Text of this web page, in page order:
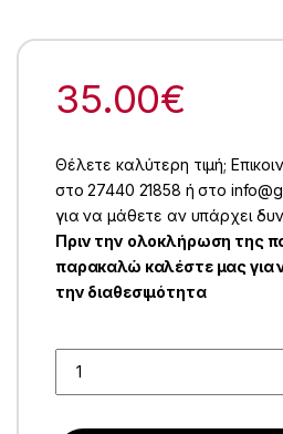
35.00€
Θέλετε καλύτερη τιμή;
στο 27440 21858 ή στο
για να μάθετε αν υπάρχει
Πριν την ολοκλήρωση της
παρακαλώ καλέστε μας για
την διαθεσιμότητα